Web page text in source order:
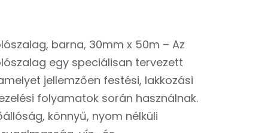
barna, 30mm x 50m – Az
egy speciálisan tervezett
jellemzően festési, lakkozási
folyamatok során használnak.
könnyű, nyom nélküli